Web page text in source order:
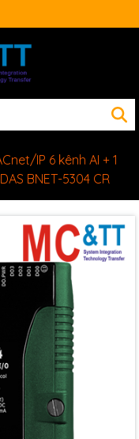
IP 6 kênh AI + 1
BNET-5304 CR